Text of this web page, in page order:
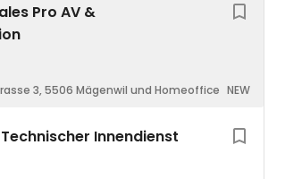
Pro AV &
3, 5506 Mägenwil und Homeoffice NEW
Innendienst